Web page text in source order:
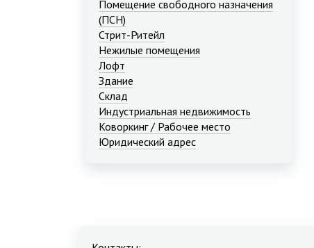
Помещение свободного назначения
(ПСН)
Стрит-Ритейл
Нежилые помещения
Лофт
Здание
Склад
Индустриальная недвижимость
Коворкинг / Рабочее место
Юридический адрес